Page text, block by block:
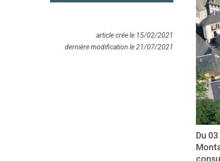
Du
article crée le 15/02/2021
dernière modification le 21/07/2021